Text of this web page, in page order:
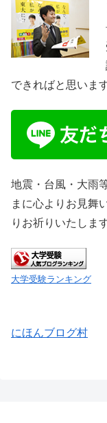
できればと思います
地震・台風・大雨
まに心よりお見舞
りお祈りいたします
大学受験ランキング
にほんブログ村